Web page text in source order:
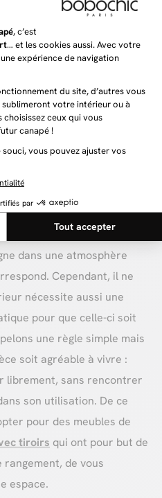
une grande sélection de
Nous croyons fermement
doit être le mariage
et qualité irréprochable.
nouveau meuble pour
bien votre salle de bain,
gamme de meubles de
!
meubles de
qu’une pièce, soit
dans une atmosphère
Cependant, il ne
nécessite aussi une
pour que celle-ci soit
une règle simple mais
soit agréable à vivre :
librement, sans rencontrer
son utilisation. De ce
pour des meubles de
tiroirs qui ont pour but de
de vous
espace.